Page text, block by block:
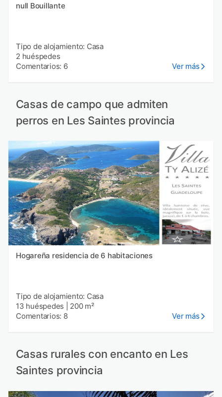
null Bouillante
Tipo de alojamiento: Casa
2 huéspedes
Comentarios: 6
Ver más
Casas de campo que admiten
perros en Les Saintes provincia
Hogareña residencia de 6 habitaciones
Tipo de alojamiento: Casa
13 huéspedes
200 m²
Comentarios: 8
Ver más
Casas rurales con encanto en Les
Saintes provincia